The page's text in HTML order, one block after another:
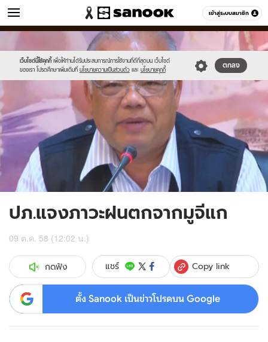
เข้าสู่ระบบสมาชิก
ข่าว หมวดอื่นๆ
เว็บไซต์นี้ใช้คุกกี้ เพื่อให้ท่านได้รับประสบการณ์การใช้งานที่ดีที่สุดบน เว็บไซต์
ของเรา โปรดศึกษาเพิ่มเติมที่ นโยบายความเป็นส่วนตัว และ นโยบายคุกกี้
ตกลง
//s.isanook.com/sr/0/images/logo-
new-
sanook.png
//s.isanook.com/ns/0/ud/375/1879586/651302-
01.jpg
ปภ.แจงภาวะฝนตกจากมูจีแก
09 ต.ค. 58 (12:02 น.)
กดฟัง แชร์ Copy link
ตั้ง Sanook เป็นข่าวโปรดบน Google